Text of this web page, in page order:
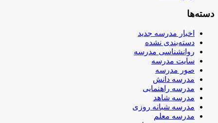
دسته‌ها
اخبار مدرسه جدید
دسته‌بندی نشده
روانشناسی مدرسه
سایت مدرسه
صور مدرسه
مدرسه دانش
مدرسه راهنمایی
مدرسه شاهد
مدرسه شبانه روزی
مدرسه معلم